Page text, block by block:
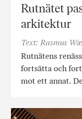
Rutnätet
arkitektur
Text: Rasmus
Rutnätens
fortsätta och
mot ett annat.